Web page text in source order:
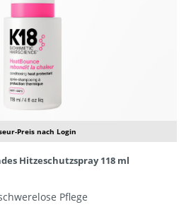
Preis nach Login
Hitzeschutzspray 118 ml
Pflege